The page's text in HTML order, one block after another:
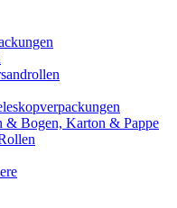
& Bogen, Karton & Pappe